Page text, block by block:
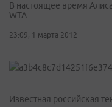
В настоящее время
WTA
23:09, 1 марта 2012
Известная российская